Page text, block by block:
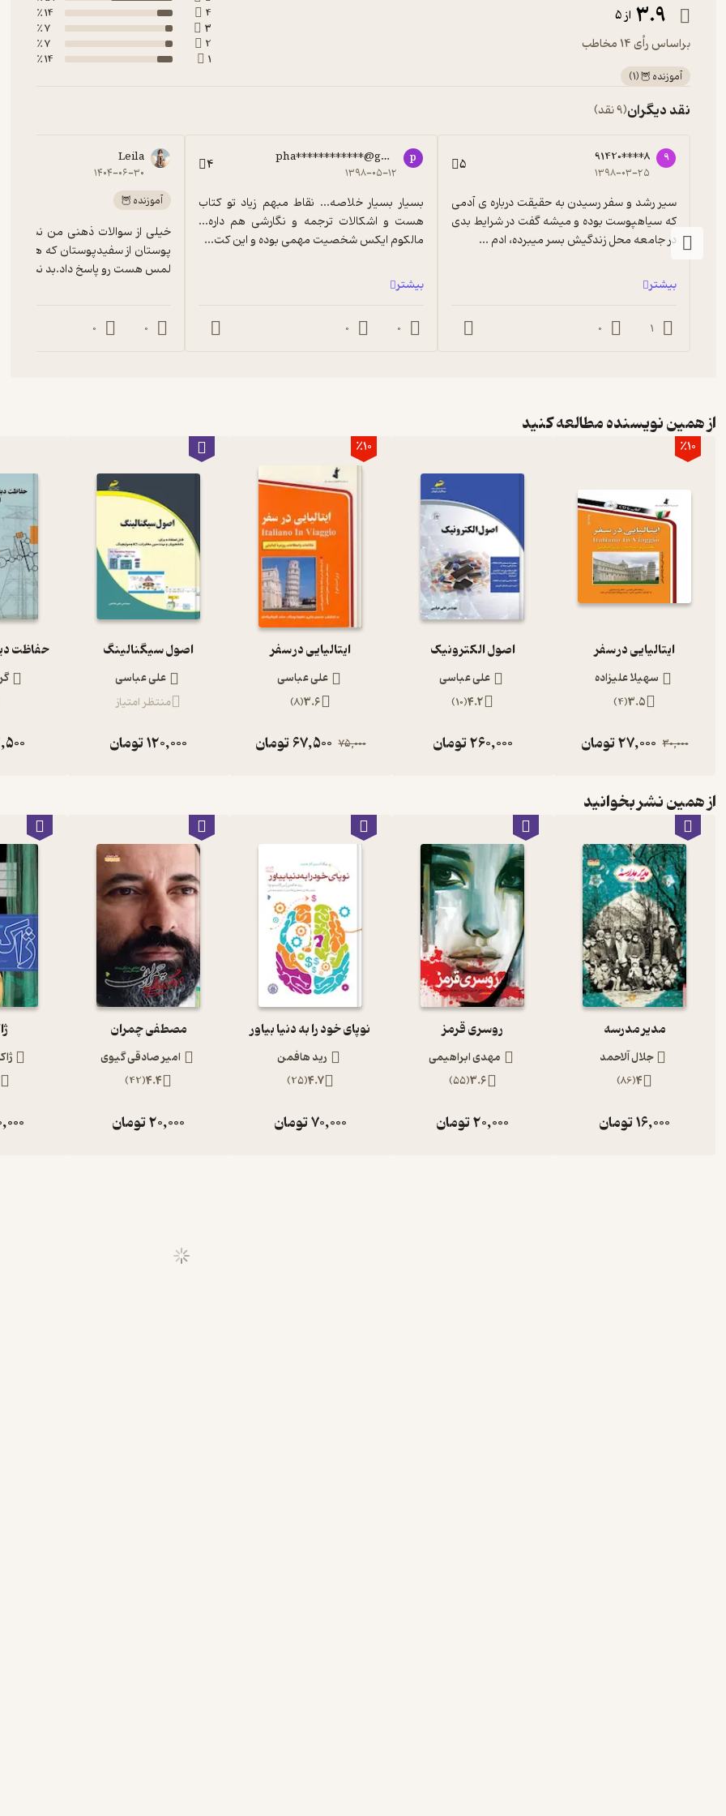
3.9 از 5
براساس رأی 14 مخاطب
آموزنده 🦉(
1
)
4
14 ٪
3
7 ٪
2
7 ٪
1
14 ٪
نقد دیگران(9 نقد)
9
91420****8
۱۳۹۸-۰۳-۲۵ 5
در جامعه محل زندگیش بسر میبرده، ادم ...
بیشتر
1
0
p
pha************@gmail.com
۱۳۹۸-۰۵-۱۲ 4
مالکوم ایکس شخصیت مهمی بوده و این کت...
بیشتر
0
0
Leila
۱۴۰۴-۰۶-۳۰
آموزنده 🦉
لمس هست رو پاسخ داد.بد نبود.
0
0
از همین نویسنده مطالعه کنید
٪10
ایتالیایی در سفر
سهیلا علیزاده
3.5
(
4
)
30,000
27,000تومان
اصول الکترونیک
علی عباسی
4.2
(
10
)
260,000تومان
٪10
ایتالیایی در سفر
علی عباسی
3.6
(
8
)
75,000
67,500تومان
اصول سیگنالینگ
علی عباسی
منتظر امتیاز
120,000تومان
حفاظت
از همین نشر بخوانید
مدیر مدرسه
جلال آلاحمد
4
(
86
)
16,000تومان
روسری قرمز
مهدی ابراهیمی
3.6
(
55
)
20,000تومان
نوپای خود را به دنیا بیاور
رید هافمن
4.7
(
25
)
70,000تومان
مصطفی چمران
امیر صادقی گیوی
4.4
(
42
)
20,000تومان